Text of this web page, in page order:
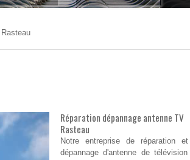
Réparation dépannage antenne TV
Rasteau
Notre entreprise de réparation
dépannage d'antenne de